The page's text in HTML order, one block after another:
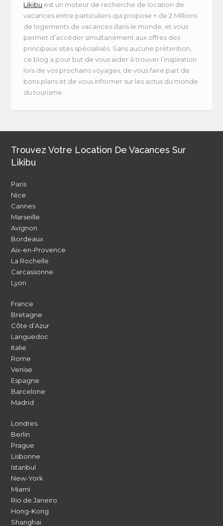
Likibu est un moteur de recherche de location de
vacances entre particuliers qui propose + de 2 Millions
de logements de vacances dans le monde, et vous
permet d’accéder simultanément aux offres des
principaux sites spécialisés. Sans aucune prétention,
ce blog a pour but de vous aider à trouver l’inspiration
lors de vos prochains voyages, de vous faire part de
bons plans et de vous informer sur les actus du monde
du tourisme.
Trouvez Votre Location De Vacances Sur
Likibu
Paris
Nice
Cannes
Marseille
Avignon
Bordeaux
Aix-en-Provence
La Rochelle
Carcassonne
Lyon
France
Bretagne
Côte d’Azur
Languedoc
Italie
Rome
Venise
Espagne
Barcelone
Madrid
Londres
Berlin
Prague
Lisbonne
Istanbul
New-York
Miami
Rio de Janeiro
Hong-Kong
Shanghai